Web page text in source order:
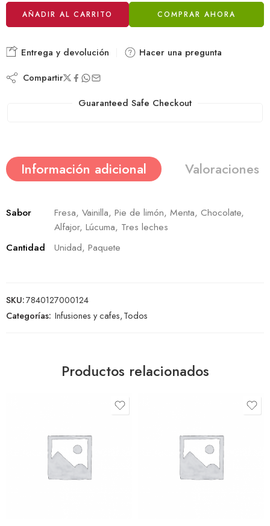
AÑADIR AL CARRITO COMPRAR AHORA
Alternative:
Entrega y devolución Hacer una pregunta
Compartir
Guaranteed Safe Checkout
Información adicional Valoraciones
Sabor
Fresa, Vainilla, Pie de limón, Menta, Chocolate,
Alfajor, Lúcuma, Tres leches
Cantidad
Unidad, Paquete
SKU:7840127000124
Categorías: Infusiones y cafes,Todos
Productos relacionados